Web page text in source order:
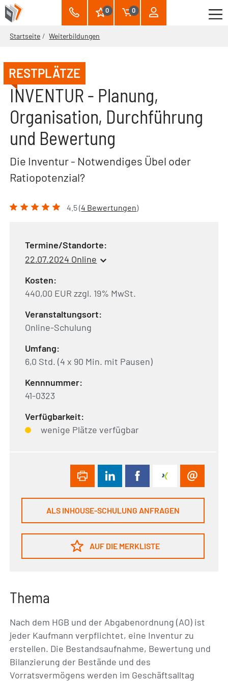
0 0
Startseite Weiterbildungen
RESTPLÄTZE
INVENTUR - Planung,
Organisation, Durchführung
und Bewertung
Die Inventur - Notwendiges Übel oder
Ratiopotenzial?
4.5 (4 Bewertungen)
Termine/Standorte:
22.07.2024 Online
Kosten:
440,00 EUR zzgl. 19% MwSt.
Veranstaltungsort:
Online-Schulung
Umfang:
6,0 Std. (4 x 90 Min. mit Pausen)
Kennnummer:
41-0323
Verfügbarkeit:
wenige Plätze verfügbar
ALS INHOUSE-SCHULUNG ANFRAGEN
AUF DIE MERKLISTE
Thema
Nach dem HGB und der Abgabenordnung (AO) ist
jeder Kaufmann verpflichtet, eine Inventur zu
erstellen. Die Bestandsaufnahme, Bewertung und
Bilanzierung der Bestände und des
Vorratsvermögens werden im Geschäftsalltag